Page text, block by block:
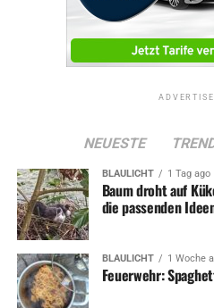
NEUESTE
BLAULICHT 1 Tag ago
Baum droht auf
die passenden
BLAULICHT 1 Woche
Feuerwehr: